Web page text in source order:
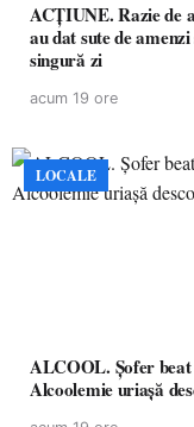
ACȚIUNE. Razie de
au dat sute de
singură zi
acum 19 ore
LOCALE
ALCOOL. Șofer
Alcoolemie uriașă